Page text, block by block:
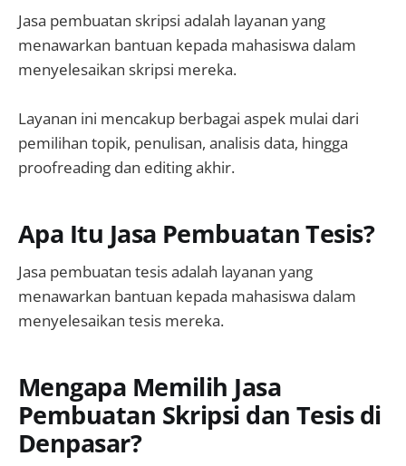
Jasa pembuatan skripsi adalah layanan yang
menawarkan bantuan kepada mahasiswa dalam
menyelesaikan skripsi mereka.
Layanan ini mencakup berbagai aspek mulai dari
pemilihan topik, penulisan, analisis data, hingga
proofreading dan editing akhir.
Apa Itu Jasa Pembuatan Tesis?
Jasa pembuatan tesis adalah layanan yang
menawarkan bantuan kepada mahasiswa dalam
menyelesaikan tesis mereka.
Mengapa Memilih Jasa
Pembuatan Skripsi dan Tesis di
Denpasar?